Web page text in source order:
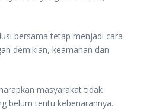
bersama tetap menjadi cara
demikian, keamanan dan
masyarakat tidak
belum tentu kebenarannya.